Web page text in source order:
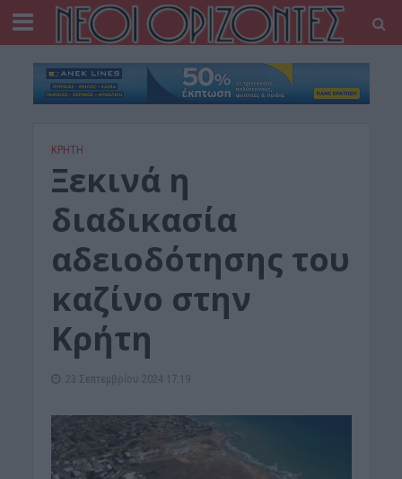
ΚΡΗΤΗ
Ξεκινά η
διαδικασία
αδειοδότησης του
καζίνο στην
Κρήτη
23 Σεπτεμβρίου 2024 17:19